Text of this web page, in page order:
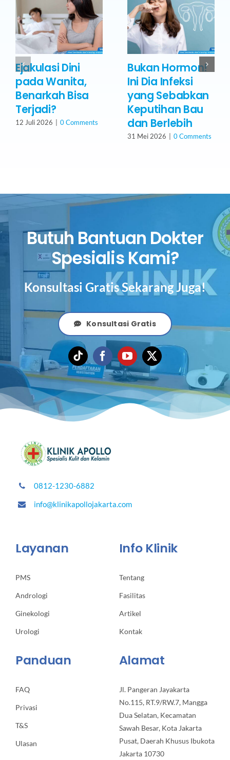
Ejakulasi Dini
pada Wanita,
Benarkah Bisa
Terjadi?
12 Juli 2026 0 Comments
Bukan Hormon!
Ini Dia Infeksi
yang Sebabkan
Keputihan Bau
dan Berlebih
31 Mei 2026 0 Comments
Butuh Bantuan Dokter
Spesialis Kami?
Konsultasi Gratis Sekarang Juga!
Konsultasi Gratis
0812-1230-6882
info@klinikapollojakarta.com
Layanan
PMS
Andrologi
Ginekologi
Urologi
Info Klinik
Tentang
Fasilitas
Artikel
Kontak
Panduan
FAQ
Privasi
T&S
Ulasan
Alamat
Jl. Pangeran Jayakarta
No.115, RT.9/RW.7, Mangga
Dua Selatan, Kecamatan
Sawah Besar, Kota Jakarta
Pusat, Daerah Khusus Ibukota
Jakarta 10730